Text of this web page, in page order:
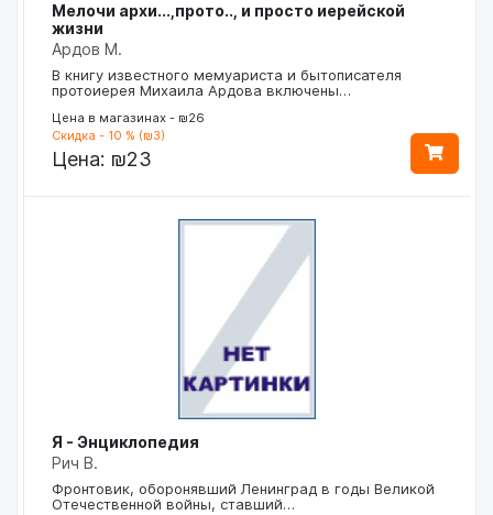
Мелочи архи...,прото.., и просто иерейской
жизни
Ардов М.
В книгу известного мемуариста и бытописателя
протоиерея Михаила Ардова включены…
Цена в магазинах - ₪26
Скидка - 10 % (₪3)
Цена: ₪23
Я - Энциклопедия
Рич В.
Фронтовик, оборонявший Ленинград в годы Великой
Отечественной войны, ставший…